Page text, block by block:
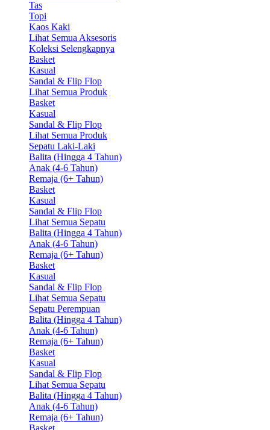
Tas
Topi
Kaos Kaki
Lihat Semua Aksesoris
Koleksi Selengkapnya
Basket
Kasual
Sandal & Flip Flop
Lihat Semua Produk
Basket
Kasual
Sandal & Flip Flop
Lihat Semua Produk
Sepatu Laki-Laki
Balita (Hingga 4 Tahun)
Anak (4-6 Tahun)
Remaja (6+ Tahun)
Basket
Kasual
Sandal & Flip Flop
Lihat Semua Sepatu
Balita (Hingga 4 Tahun)
Anak (4-6 Tahun)
Remaja (6+ Tahun)
Basket
Kasual
Sandal & Flip Flop
Lihat Semua Sepatu
Sepatu Perempuan
Balita (Hingga 4 Tahun)
Anak (4-6 Tahun)
Remaja (6+ Tahun)
Basket
Kasual
Sandal & Flip Flop
Lihat Semua Sepatu
Balita (Hingga 4 Tahun)
Anak (4-6 Tahun)
Remaja (6+ Tahun)
Basket